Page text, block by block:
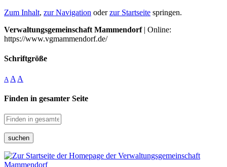
Zum Inhalt, zur Navigation oderzur Startseite springen.
Verwaltungsgemeinschaft Mammendorf| Online:
https://www.vgmammendorf.de/
Schriftgröße
A A A
Finden in gesamter Seite
suchen